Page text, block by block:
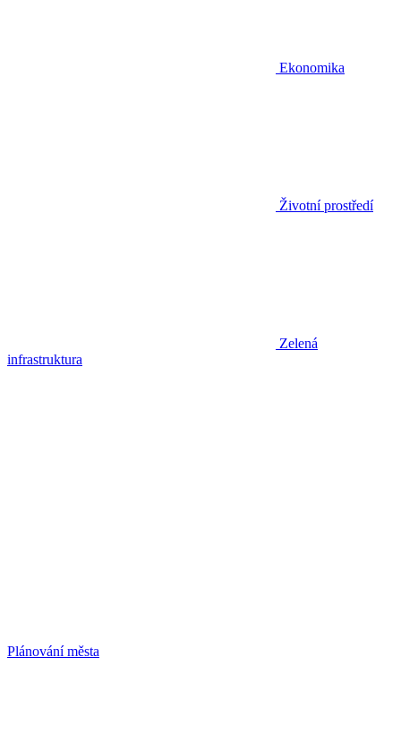
Ekonomika
Životní prostředí
Zelená
infrastruktura
Plánování města